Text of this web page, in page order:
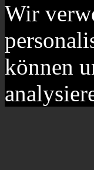
Wir
können